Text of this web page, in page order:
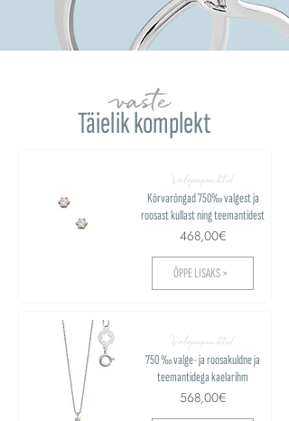
Täielik komplekt
vaste
Valguspunktid
Kõrvarõngad 750‰ valgest ja
roosast kullast ning teemantidest
468,00€
ÕPPE LISAKS >
Valguspunktid
750 ‰ valge- ja roosakuldne ja
teemantidega kaelarihm
568,00€